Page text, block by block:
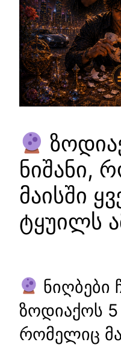
ნიშანი,
მაისში
ტყუილს
ნიღბები
ზოდიაქოს 5
რომელიც